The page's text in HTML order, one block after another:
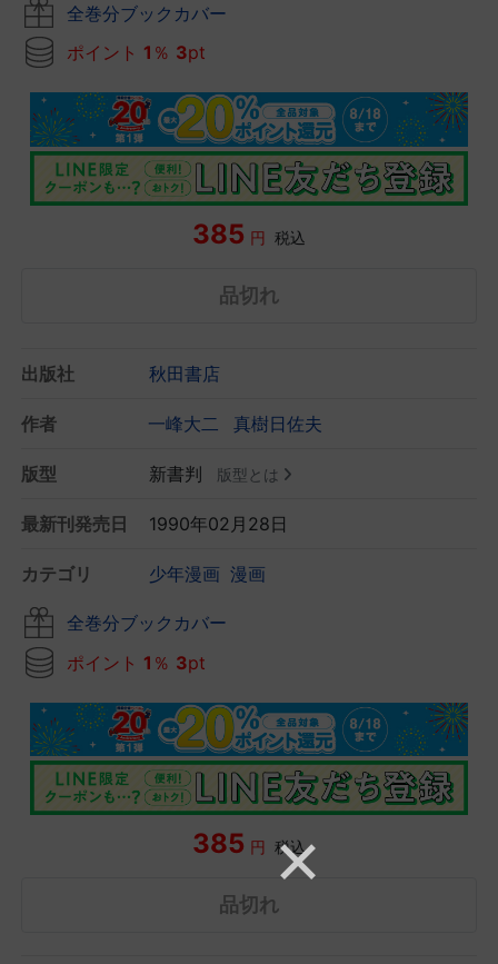
全巻分ブックカバー
ポイント 1 ％ 3pt
385 円 税込
品切れ
出版社 秋田書店
作者 一峰大二 真樹日佐夫
版型 新書判 版型とは
最新刊発売日 1990年02月28日
カテゴリ 少年漫画 漫画
全巻分ブックカバー
ポイント 1 ％ 3pt
385 円 税込
品切れ